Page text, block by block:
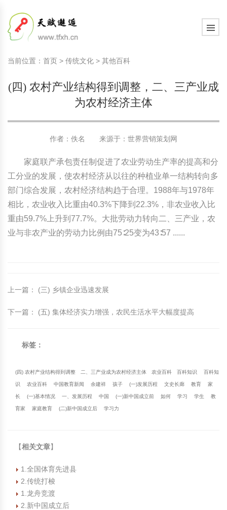
国内教育动态
国际教育动态
文化新闻动态
天赋教育知识
天赋教育研究
天赋教育课程
学习心智
学习动力
学习习惯
学习方法
学习力教育基础知识
学习力教育专家余建祥专题
现代家庭教育知识
现代家庭文化建设
家庭教育顶层设计
教育观察室
教育思考
教育研究
教育百科
教育名家
中国传统文化
诗词歌赋赏析
文史长廊
国内教育动态
国际教育动态
文化新闻动态
天赋教育知识
天赋教育研究
天赋教育课程
学习心智
学习动力
学习习惯
学习方法
学习力教育基础知识
学习力教育专家余建祥专题
现代家庭教育知识
现代家庭文化建设
家庭教育顶层设计
教育观察室
教育思考
教育研究
教育百科
教育名家
中国传统文化
诗词歌赋赏析
文史长廊
当前位置： 首页 > 传统文化 > 其他百科
(四) 农村产业结构得到调整，二、三产业成
为农村经济主体
作者：佚名 来源于： 世界营销策划网
家庭联产承包责任制促进了农业劳动生产率的提高和分
工分业的发展，使农村经济从以往的种植业单一结构转向多
部门综合发展，农村经济结构趋于合理。1988年与1978年
相比，农业收入比重由40.3%下降到22.3%，非农业收入比
重由59.7%上升到77.7%。大批劳动力转向二、三产业，农
业与非农产业的劳动力比例由75∶25变为43∶57 ......
上一篇 ： (三) 乡镇企业迅速发展
下一篇 ： (五) 集体经济实力增强，农民生活水平大幅度提高
标签：
(四) 农村产业结构得到调整 二、三产业成为农村经济主体 农业百科 百科知识 百科知
识 农业百科 中国教育新闻 余建祥 孩子 (一)发展历程 文史长廊 教育 家
长 (一)基本情况 一、发展历程 中国 (一)新中国成立前 如何 学习 学生 教
育家 家庭教育 (二)新中国成立后 学习力
【相关文章】
1.全国体育先进县
2.传统打梭
1.龙舟竞渡
2.新中国成立后